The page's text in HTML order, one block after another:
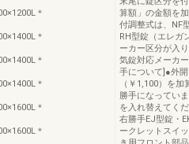
＊
＊
＊
＊
＊
＊
算額」の金額を
付調整式は、NF
RH型錠（エレガ
ーカー区分が入
気錠対応メーカ
手について]●外
（￥1,100）を
勝手になってい
を入れ替えてく
右勝手EJ型錠・
ークレットスイ